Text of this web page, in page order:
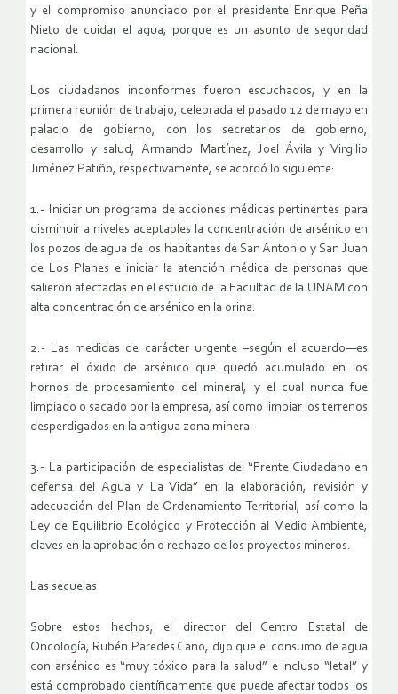
y el compromiso anunciado por el presidente Enrique Peña
Nieto de cuidar el agua, porque es un asunto de seguridad
nacional.
Los ciudadanos inconformes fueron escuchados, y en la
primera reunión de trabajo, celebrada el pasado 12 de mayo en
palacio de gobierno, con los secretarios de gobierno,
desarrollo y salud, Armando Martínez, Joel Ávila y Virgilio
Jiménez Patiño, respectivamente, se acordó lo siguiente:
1.- Iniciar un programa de acciones médicas pertinentes para
disminuir a niveles aceptables la concentración de arsénico en
los pozos de agua de los habitantes de San Antonio y San Juan
de Los Planes e iniciar la atención médica de personas que
salieron afectadas en el estudio de la Facultad de la UNAM con
alta concentración de arsénico en la orina.
2.- Las medidas de carácter urgente –según el acuerdo—es
retirar el óxido de arsénico que quedó acumulado en los
hornos de procesamiento del mineral, y el cual nunca fue
limpiado o sacado por la empresa, así como limpiar los terrenos
desperdigados en la antigua zona minera.
3.- La participación de especialistas del “Frente Ciudadano en
defensa del Agua y La Vida” en la elaboración, revisión y
adecuación del Plan de Ordenamiento Territorial, así como la
Ley de Equilibrio Ecológico y Protección al Medio Ambiente,
claves en la aprobación o rechazo de los proyectos mineros.
Las secuelas
Sobre estos hechos, el director del Centro Estatal de
Oncología, Rubén Paredes Cano, dijo que el consumo de agua
con arsénico es “muy tóxico para la salud” e incluso “letal” y
está comprobado científicamente que puede afectar todos los